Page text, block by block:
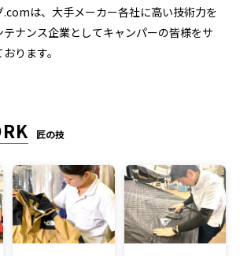
.comは、大手メーカー各社に高い技術力を
ナンス企業としてキャンパーの皆様をサ
ります。
匠の技